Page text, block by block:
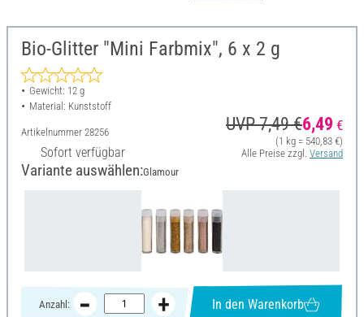
Bio-Glitter "Mini Farbmix", 6 x 2 g
Gewicht: 12 g
Material: Kunststoff
Artikelnummer 28256
Sofort verfügbar
UVP 7,49 €6,49 €
(1 kg = 540,83 €)
Alle Preise zzgl. Versand
Variante auswählen:Glamour
Anzahl: In den Warenkorb